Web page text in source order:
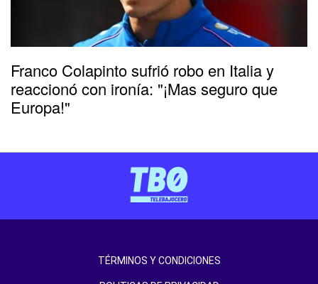
Franco Colapinto sufrió robo en Italia y
reaccionó con ironía: "¡Mas seguro que
Europa!"
TÉRMINOS Y CONDICIONES